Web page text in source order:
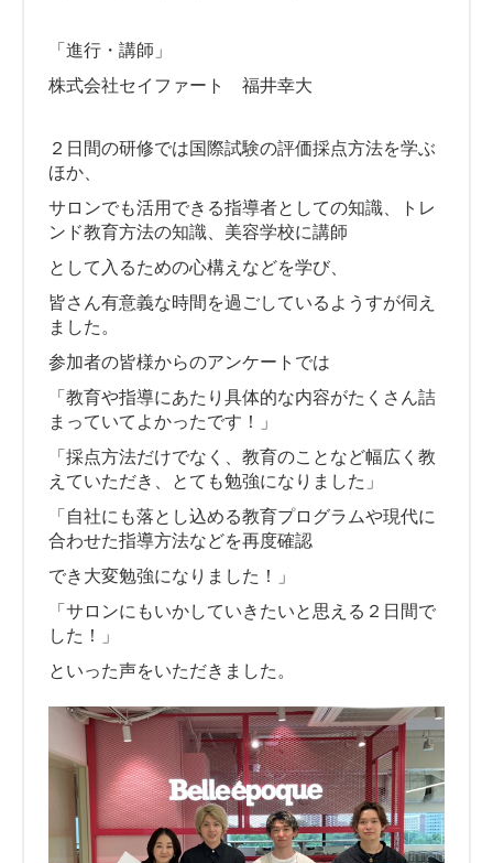
「進行・講師」
株式会社セイファート 福井幸大
２日間の研修では国際試験の評価採点方法を学ぶ
ほか、
サロンでも活用できる指導者としての知識、トレ
ンド教育方法の知識、美容学校に講師
として入るための心構えなどを学び、
皆さん有意義な時間を過ごしているようすが伺え
ました。
参加者の皆様からのアンケートでは
「教育や指導にあたり具体的な内容がたくさん詰
まっていてよかったです！」
「採点方法だけでなく、教育のことなど幅広く教
えていただき、とても勉強になりました」
「自社にも落とし込める教育プログラムや現代に
合わせた指導方法などを再度確認
でき大変勉強になりました！」
「サロンにもいかしていきたいと思える２日間で
した！」
といった声をいただきました。